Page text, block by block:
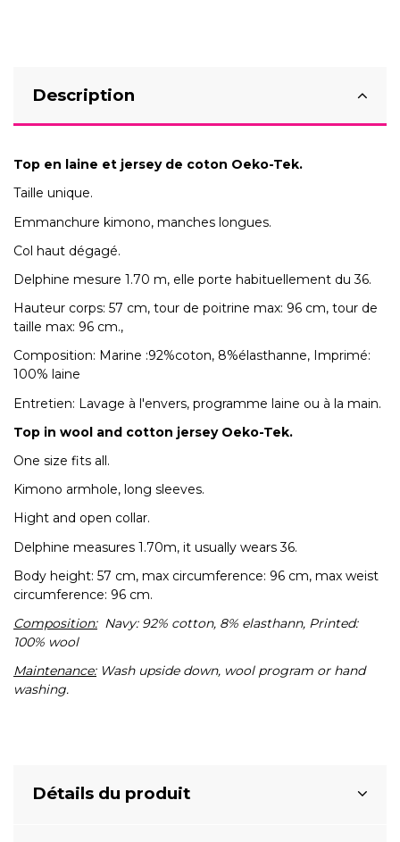
Description
Top en laine et jersey de coton Oeko-Tek.
Taille unique.
Emmanchure kimono, manches longues.
Col haut dégagé.
Delphine mesure 1.70 m, elle porte habituellement du 36.
Hauteur corps: 57 cm, tour de poitrine max: 96 cm, tour de
taille max: 96 cm.,
Composition: Marine :92%coton, 8%élasthanne, Imprimé:
100% laine
Entretien: Lavage à l'envers, programme laine ou à la main.
Top in wool and cotton jersey Oeko-Tek.
One size fits all.
Kimono armhole, long sleeves.
Hight and open collar.
Delphine measures 1.70m, it usually wears 36.
Body height: 57 cm, max circumference: 96 cm, max weist
circumference: 96 cm.
Composition:Navy: 92% cotton, 8% elasthann, Printed:
100% wool
Maintenance:Wash upside down, wool program or hand
washing.
Détails du produit